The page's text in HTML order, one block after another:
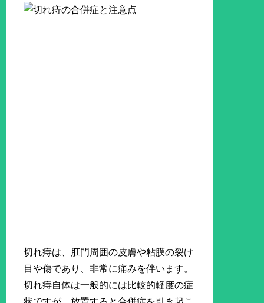
切れ痔は、肛門周囲の皮膚や粘膜の裂け
目や傷であり、非常に痛みを伴います。
切れ痔自体は一般的には比較的軽度の症